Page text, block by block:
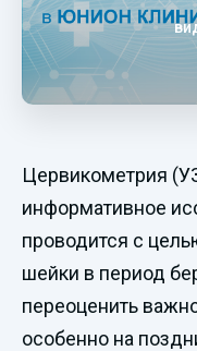
Цервикометрия
информативное
проводится с
шейки в период
переоценить
особенно на